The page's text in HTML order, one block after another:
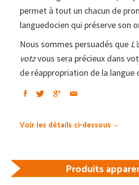
permet à tout un chacun de
languedocien qui préserve son
Nous sommes persuadés que
votzvous sera précieux dans
de réappropriation de la langue
Voir les détails ci-dessous
Produits